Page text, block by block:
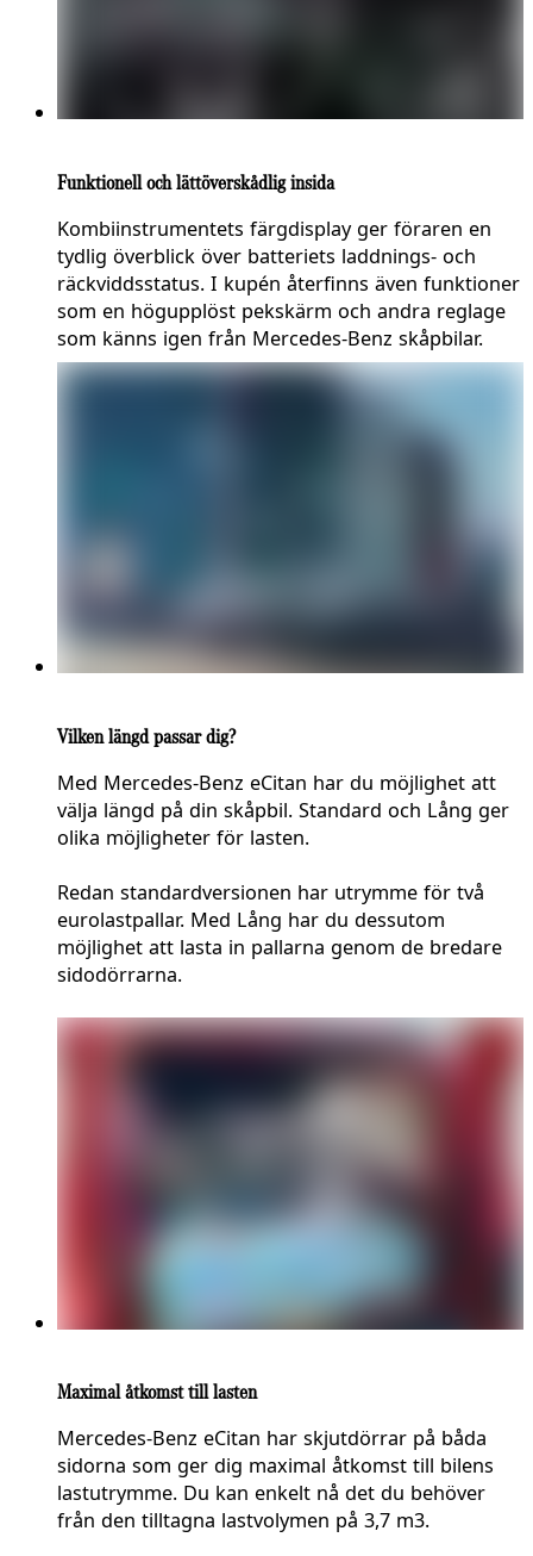
Funktionell och lättöverskådlig insida
Kombiinstrumentets färgdisplay ger föraren en
tydlig överblick över batteriets laddnings- och
räckviddsstatus. I kupén återfinns även funktioner
som en högupplöst pekskärm och andra reglage
som känns igen från Mercedes-Benz skåpbilar.
Vilken längd passar dig?
Med Mercedes-Benz eCitan har du möjlighet att
välja längd på din skåpbil. Standard och Lång ger
olika möjligheter för lasten.
Redan standardversionen har utrymme för två
eurolastpallar. Med Lång har du dessutom
möjlighet att lasta in pallarna genom de bredare
sidodörrarna.
Maximal åtkomst till lasten
Mercedes-Benz eCitan har skjutdörrar på båda
sidorna som ger dig maximal åtkomst till bilens
lastutrymme. Du kan enkelt nå det du behöver
från den tilltagna lastvolymen på 3,7 m3.